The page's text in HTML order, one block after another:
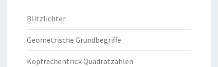
Blitzlichter
Geometrische Grundbegriffe
Kopfrechentrick Quadratzahlen